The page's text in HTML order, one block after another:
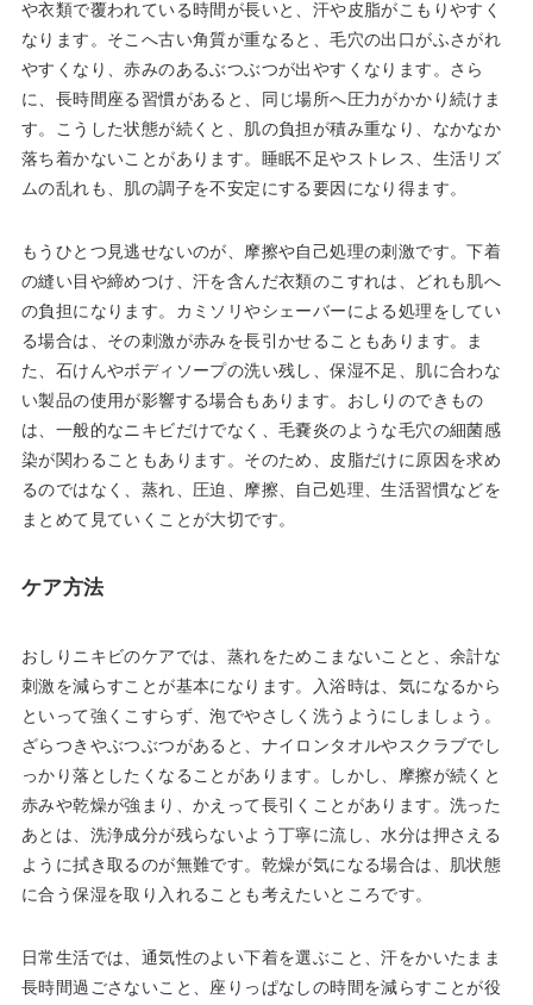
や衣類で覆われている時間が長いと、汗や皮脂がこもりやすく
なります。そこへ古い角質が重なると、毛穴の出口がふさがれ
やすくなり、赤みのあるぶつぶつが出やすくなります。さら
に、長時間座る習慣があると、同じ場所へ圧力がかかり続けま
す。こうした状態が続くと、肌の負担が積み重なり、なかなか
落ち着かないことがあります。睡眠不足やストレス、生活リズ
ムの乱れも、肌の調子を不安定にする要因になり得ます。
もうひとつ見逃せないのが、摩擦や自己処理の刺激です。下着
の縫い目や締めつけ、汗を含んだ衣類のこすれは、どれも肌へ
の負担になります。カミソリやシェーバーによる処理をしてい
る場合は、その刺激が赤みを長引かせることもあります。ま
た、石けんやボディソープの洗い残し、保湿不足、肌に合わな
い製品の使用が影響する場合もあります。おしりのできもの
は、一般的なニキビだけでなく、毛嚢炎のような毛穴の細菌感
染が関わることもあります。そのため、皮脂だけに原因を求め
るのではなく、蒸れ、圧迫、摩擦、自己処理、生活習慣などを
まとめて見ていくことが大切です。
ケア方法
おしりニキビのケアでは、蒸れをためこまないことと、余計な
刺激を減らすことが基本になります。入浴時は、気になるから
といって強くこすらず、泡でやさしく洗うようにしましょう。
ざらつきやぶつぶつがあると、ナイロンタオルやスクラブでし
っかり落としたくなることがあります。しかし、摩擦が続くと
赤みや乾燥が強まり、かえって長引くことがあります。洗った
あとは、洗浄成分が残らないよう丁寧に流し、水分は押さえる
ように拭き取るのが無難です。乾燥が気になる場合は、肌状態
に合う保湿を取り入れることも考えたいところです。
日常生活では、通気性のよい下着を選ぶこと、汗をかいたまま
長時間過ごさないこと、座りっぱなしの時間を減らすことが役